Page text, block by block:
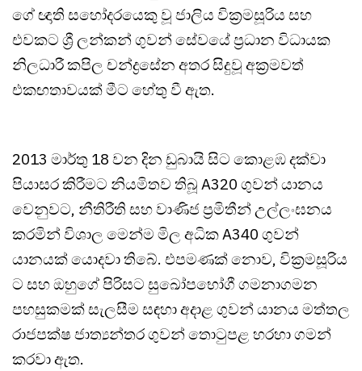
ගේ ඥාති සහෝදරයෙකු වූ ජාලිය වික්‍රමසූරිය සහ
එවකට ශ්‍රී ලන්කන් ගුවන් සේවයේ ප්‍රධාන විධායක
නිලධාරී කපිල චන්ද්‍රසේන අතර සිදුවූ අක්‍රමවත්
එකඟතාවයක් මීට හේතු වී ඇත.
2013 මාර්තු 18 වන දින ඩුබායි සිට කොළඹ දක්වා
පියාසර කිරීමට නියමිතව තිබූ A320 ගුවන් යානය
වෙනුවට, නීතිරීති සහ වාණිජ ප්‍රමිතීන් උල්ලංඝනය
කරමින් විශාල මෙන්ම මිල අධික A340 ගුවන්
යානයක් යොදවා තිබේ. එපමණක් නොව, වික්‍රමසූරිය
ට සහ ඔහුගේ පිරිසට සුඛෝපභෝගී ගමනාගමන
පහසුකමක් සැලසීම සඳහා අදාළ ගුවන් යානය මත්තල
රාජපක්ෂ ජාත්‍යන්තර ගුවන් තොටුපළ හරහා ගමන්
කරවා ඇත.